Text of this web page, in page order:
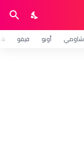
شاومي أوبو فيفو